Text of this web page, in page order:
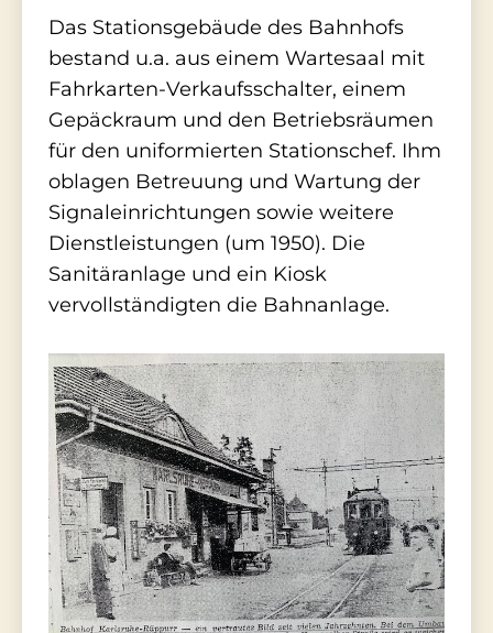
Das Stationsgebäude des Bahnhofs
bestand u.a. aus einem Wartesaal mit
Fahrkarten-Verkaufsschalter, einem
Gepäckraum und den Betriebsräumen
für den uniformierten Stationschef. Ihm
oblagen Betreuung und Wartung der
Signaleinrichtungen sowie weitere
Dienstleistungen (um 1950). Die
Sanitäranlage und ein Kiosk
vervollständigten die Bahnanlage.